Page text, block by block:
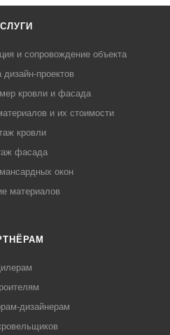
и сопровождение объекта
дизайн-проектов
кровли и фасада
и их стоимости
кровли
фасада
окон
материалов
дизайнерам